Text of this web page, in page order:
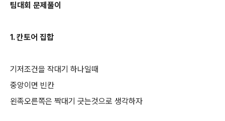
팀대회 문제풀이
1. 칸토어 집합
기저조건을 작대기 하나일때
중앙이면 빈칸
왼족오른쪽은 짝대기 긋는것으로 생각하자